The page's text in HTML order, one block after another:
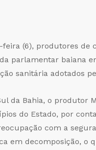
(6), produtores de
parlamentar baiana
sanitária adotados
da Bahia, o produtor
do Estado, por
com a
em decomposição, o